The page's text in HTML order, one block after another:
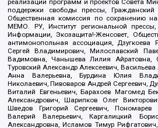
реализации программ и проектов Совета
поддержки свободы прессы,
Общественная комиссия по сохранению
МЕМО. РУ, Институт региональной
Информации, Экозащита!-Женсовет,
антимонопольная ассоциация, Дзугкоева
Сергей Владимирович, Милославский
Вадимовна, Чанышева Лилия Айратовна,
Туровский Александр Алексеевич,
Анна Валерьевна, Бурдина Юлия
Николаевич, Пивоваров Андрей Сергеевич,
Виталий Евгеньевич, Барахоев Магомед
Александрович, Шарипков Олег
Шведов Григорий Сергеевич, Пономарев
Валерий Валерьевич, Каргалицкий
Александровна, Исламов Тимур